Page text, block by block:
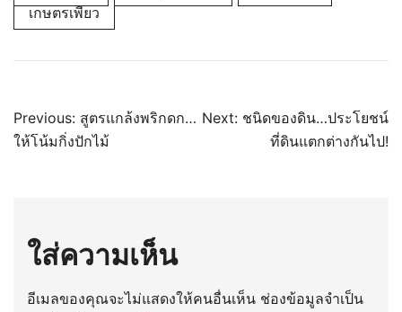
เกษตรเพียว
แนะแนว
Previous: สูตรแกล้งพริกดก…
ให้โน้มกิ่งปักไม้
Next: ชนิดของดิน…ประโยชน์
ที่ดินแตกต่างกันไป!
ใส่ความเห็น
อีเมลของคุณจะไม่แสดงให้คนอื่นเห็น ช่องข้อมูลจำเป็น